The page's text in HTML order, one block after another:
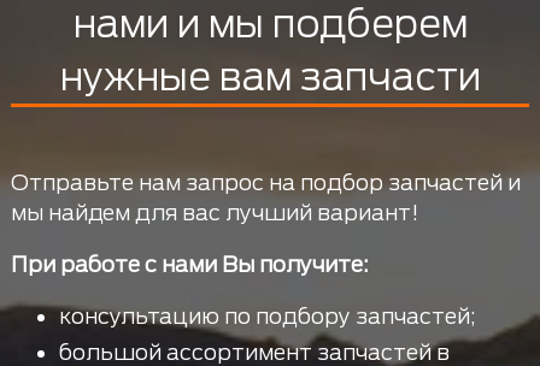
нами и мы подберем
нужные вам запчасти
Отправьте нам запрос на подбор запчастей и
мы найдем для вас лучший вариант!
При работе с нами Вы получите:
консультацию по подбору запчастей;
большой ассортимент запчастей в